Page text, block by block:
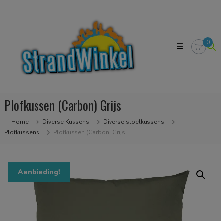
zodat
strandgevoel
in
huis
kan
halen
0
Plofkussen (Carbon) Grijs
Home Diverse Kussens
Diverse stoelkussens
Plofkussens
Plofkussen (Carbon) Grijs
Aanbieding!